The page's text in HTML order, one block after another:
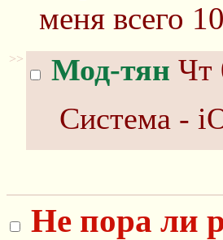
меня всего
>> Мод-тян Чт
Система -
Не пора ли